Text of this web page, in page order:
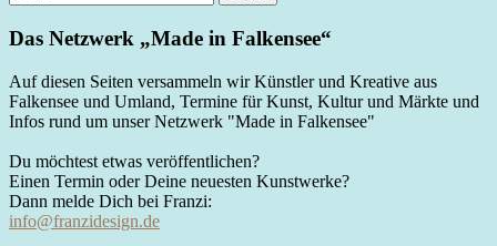
Das Netzwerk „Made in Falkensee“
Auf diesen Seiten versammeln wir Künstler und Kreative aus
Falkensee und Umland, Termine für Kunst, Kultur und Märkte und
Infos rund um unser Netzwerk "Made in Falkensee"
Du möchtest etwas veröffentlichen?
Einen Termin oder Deine neuesten Kunstwerke?
Dann melde Dich bei Franzi:
info@franzidesign.de